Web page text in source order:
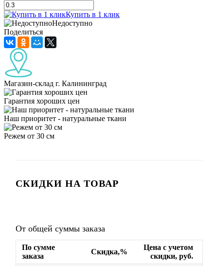
Купить в 1 клик
Недоступно
Поделиться
Магазин-склад г. Калининград
Гарантия хороших цен
Наш приоритет - натуральные ткани
Режем от 30 см
СКИДКИ НА ТОВАР
От общей суммы заказа
По сумме
заказа
Скидка,%
Цена с учетом
скидки, руб.